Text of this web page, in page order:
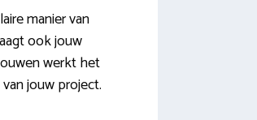
manier van
ook jouw
werkt het
jouw project.